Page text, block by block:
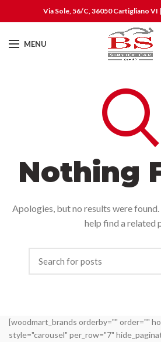
Via Sole, 56/C, 36050 Cartigliano VI
MENU
Nothing
Apologies, but no results were
help find a related
[woodmart_brands orderby="" order=""
style="carousel" per_row="7"